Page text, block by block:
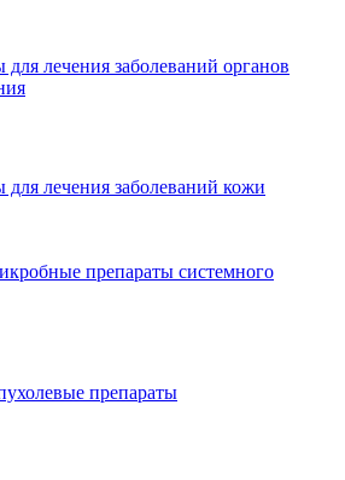
для лечения заболеваний органов
для лечения заболеваний кожи
препараты системного
препараты